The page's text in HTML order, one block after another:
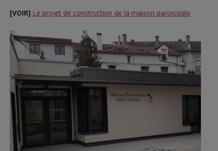
[VOIR] Le projet de construction de la maison paroissiale